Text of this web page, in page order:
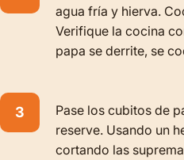
agua fría y hierva.
Verifique la cocina
papa se derrite, se
Pase los cubitos de
reserve. Usando un
cortando las